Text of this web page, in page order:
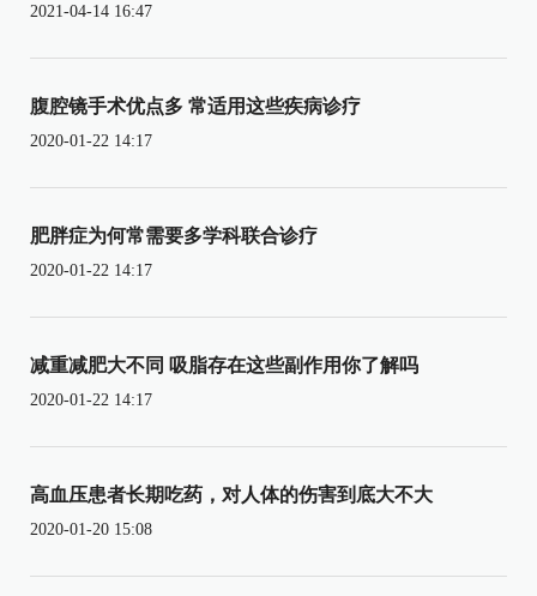
2021-04-14 16:47
腹腔镜手术优点多 常适用这些疾病诊疗
2020-01-22 14:17
肥胖症为何常需要多学科联合诊疗
2020-01-22 14:17
减重减肥大不同 吸脂存在这些副作用你了解吗
2020-01-22 14:17
高血压患者长期吃药，对人体的伤害到底大不大
2020-01-20 15:08